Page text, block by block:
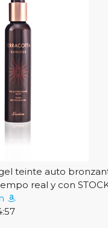
teinte auto
real y con